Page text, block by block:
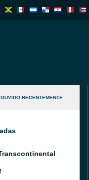
OUVIDO RECENTEMENTE